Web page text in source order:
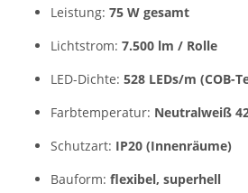
Leistung: 75 W gesamt
Lichtstrom: 7.500 lm / Rolle
LED-Dichte: 528 LEDs/m (COB-
Farbtemperatur: Neutralweiß
Schutzart: IP20 (Innenräume)
Bauform: flexibel, superhell